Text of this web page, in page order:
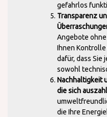
gefahrlos
Transparenz
Angebote
Ihnen
dafür, dass Sie
sowohl
Nachhaltigkeit
die sich
die Ihre